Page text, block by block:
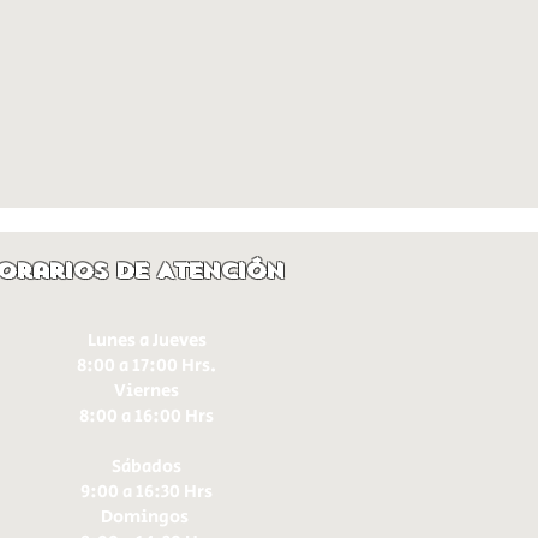
de Atención
Lunes a Jueves
8:00 a 17:00 Hrs.
Viernes
8:00 a 16:00 Hrs​
Sábados
9:00 a 16:30 Hrs
Domingos